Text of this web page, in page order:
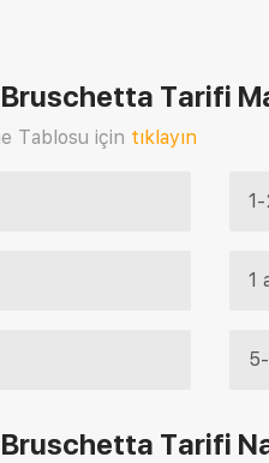
Tarifi
Tablosu için tıklayın
1
Tarifi